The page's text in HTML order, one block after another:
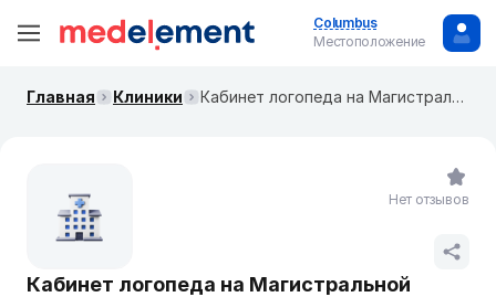
Columbus
Местоположение
Главная Клиники Кабинет логопеда на ​Магистральной
Кабинет логопеда на ​Магистральной
Нет отзывов